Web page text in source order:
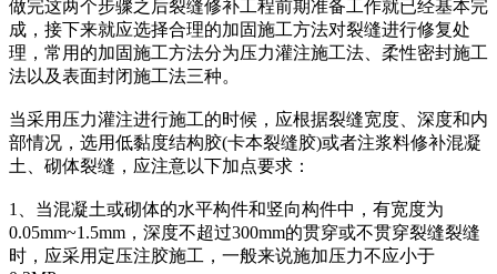
做完这两个步骤之后裂缝修补工程前期准备工作就已经基本完
成，接下来就应选择合理的加固施工方法对裂缝进行修复处
理，常用的加固施工方法分为压力灌注施工法、柔性密封施工
法以及表面封闭施工法三种。
当采用压力灌注进行施工的时候，应根据裂缝宽度、深度和内
部情况，选用低黏度结构胶(卡本裂缝胶)或者注浆料修补混凝
土、砌体裂缝，应注意以下加点要求：
1、当混凝土或砌体的水平构件和竖向构件中，有宽度为
0.05mm~1.5mm，深度不超过300mm的贯穿或不贯穿裂缝裂缝
时，应采用定压注胶施工，一般来说施加压力不应小于